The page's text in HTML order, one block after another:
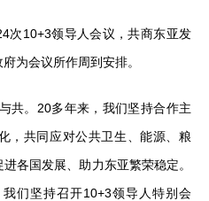
10+3领导人会议，共商东亚发
为会议所作周到安排。
。20多年来，我们坚持合作主
，共同应对公共卫生、能源、粮
各国发展、助力东亚繁荣稳定。
们坚持召开10+3领导人特别会